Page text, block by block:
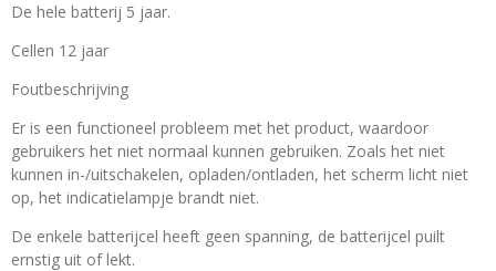
De hele batterij 5 jaar.
Cellen 12 jaar
Foutbeschrijving
Er is een functioneel probleem met het product, waardoor
gebruikers het niet normaal kunnen gebruiken. Zoals het niet
kunnen in-/uitschakelen, opladen/ontladen, het scherm licht niet
op, het indicatielampje brandt niet.
De enkele batterijcel heeft geen spanning, de batterijcel puilt
ernstig uit of lekt.